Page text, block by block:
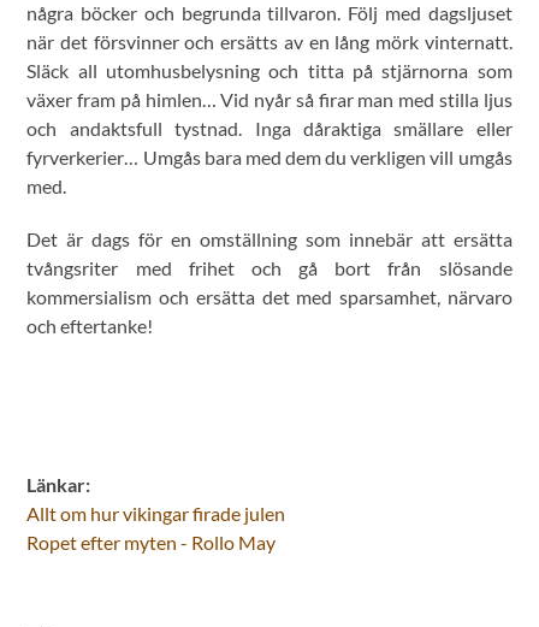
några böcker och begrunda tillvaron. Följ med dagsljuset
när det försvinner och ersätts av en lång mörk vinternatt.
Släck all utomhusbelysning och titta på stjärnorna som
växer fram på himlen… Vid nyår så firar man med stilla ljus
och andaktsfull tystnad. Inga dåraktiga smällare eller
fyrverkerier… Umgås bara med dem du verkligen vill umgås
med.
Det är dags för en omställning som innebär att ersätta
tvångsriter med frihet och gå bort från slösande
kommersialism och ersätta det med sparsamhet, närvaro
och eftertanke!
Länkar:
Allt om hur vikingar firade julen
Ropet efter myten - Rollo May